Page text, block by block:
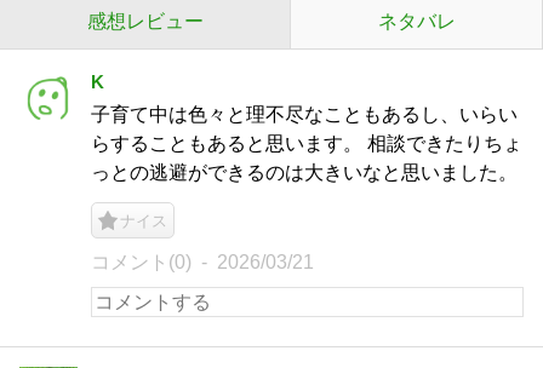
感想レビュー ネタバレ
K
子育て中は色々と理不尽なこともあるし、いらい
らすることもあると思います。 相談できたりちょ
っとの逃避ができるのは大きいなと思いました。
ナイス
コメント(0) 2026/03/21